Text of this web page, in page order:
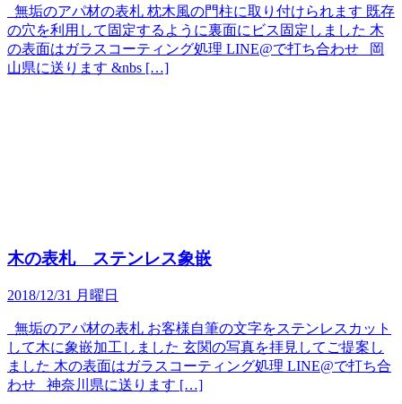
無垢のアパ材の表札 枕木風の門柱に取り付けられます 既存
の穴を利用して固定するように裏面にビス固定しました 木
の表面はガラスコーティング処理 LINE@で打ち合わせ 岡
山県に送ります &nbs […]
木の表札 ステンレス象嵌
2018/12/31 月曜日
無垢のアパ材の表札 お客様自筆の文字をステンレスカット
して木に象嵌加工しました 玄関の写真を拝見してご提案し
ました 木の表面はガラスコーティング処理 LINE@で打ち合
わせ 神奈川県に送ります […]